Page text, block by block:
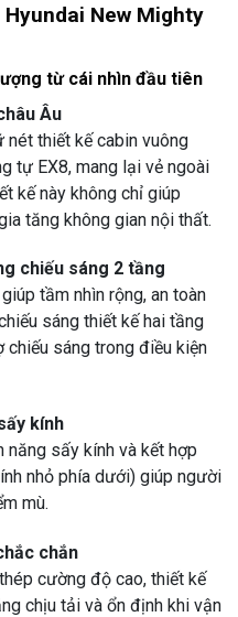
New Mighty
từ cái nhìn đầu tiên
Âu
thiết kế cabin vuông
tự EX8, mang lại vẻ ngoài
kế này không chỉ giúp
tăng không gian nội thất.
chiếu sáng 2 tầng
tầm nhìn rộng, an toàn
sáng thiết kế hai tầng
sáng trong điều kiện
kính
năng sấy kính và kết hợp
nhỏ phía dưới) giúp người
mù.
chắn
cường độ cao, thiết kế
chịu tải và ổn định khi vận